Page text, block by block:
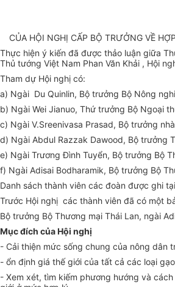
CỦA HỘI NGHỊ CẤP BỘ TRƯỞNG VỀ
Thực hiện ý kiến đã được thảo luận giữa
Thủ tướng Việt Nam Phan Văn Khải , Hội
Tham dự Hội nghị có:
a) Ngài Du Quinlin, Bộ trưởng Bộ Nông
b) Ngài Wei Jianuo, Thứ trưởng Bộ Ngoại
c) Ngài V.Sreenivasa Prasad, Bộ trưởng
d) Ngài Abdul Razzak Dawood, Bộ trưởng
e) Ngài Trương Đình Tuyển, Bộ trưởng Bộ
f) Ngài Adisai Bodharamik, Bộ trưởng Bộ
Danh sách thành viên các đoàn được ghi
Trước Hội nghị các thành viên đã có một
Bộ trưởng Bộ Thương mại Thái Lan, ngài
Mục đích của Hội nghị
- Cải thiện mức sống chung của nông dân
- ổn định giá thế giới của tất cả các loại
- Xem xét, tìm kiếm phương hướng và